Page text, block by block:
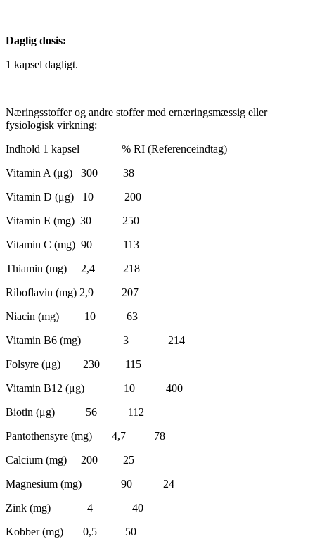
Daglig dosis:
1 kapsel dagligt.
Næringsstoffer og andre stoffer med ernæringsmæssig eller
fysiologisk virkning:
Indhold 1 kapsel % RI (Referenceindtag)
Vitamin A (μg) 300 38
Vitamin D (μg) 10 200
Vitamin E (mg) 30 250
Vitamin C (mg) 90 113
Thiamin (mg) 2,4 218
Riboflavin (mg) 2,9 207
Niacin (mg) 10 63
Vitamin B6 (mg) 3 214
Folsyre (μg) 230 115
Vitamin B12 (μg) 10 400
Biotin (μg) 56 112
Pantothensyre (mg) 4,7 78
Calcium (mg) 200 25
Magnesium (mg) 90 24
Zink (mg) 4 40
Kobber (mg) 0,5 50